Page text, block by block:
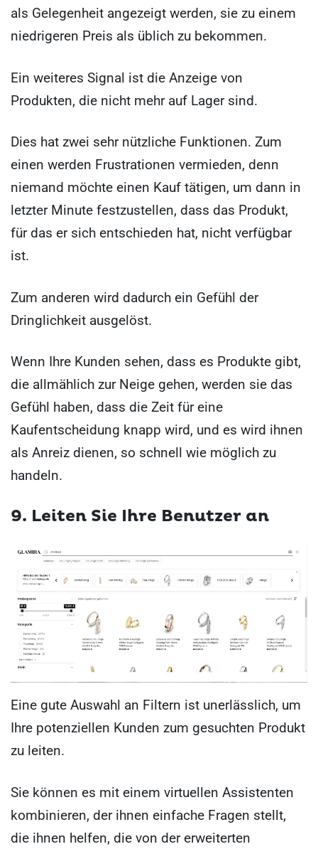
als Gelegenheit angezeigt werden, sie zu einem
niedrigeren Preis als üblich zu bekommen.
Ein weiteres Signal ist die Anzeige von
Produkten, die nicht mehr auf Lager sind.
Dies hat zwei sehr nützliche Funktionen. Zum
einen werden Frustrationen vermieden, denn
niemand möchte einen Kauf tätigen, um dann in
letzter Minute festzustellen, dass das Produkt,
für das er sich entschieden hat, nicht verfügbar
ist.
Zum anderen wird dadurch ein Gefühl der
Dringlichkeit ausgelöst.
Wenn Ihre Kunden sehen, dass es Produkte gibt,
die allmählich zur Neige gehen, werden sie das
Gefühl haben, dass die Zeit für eine
Kaufentscheidung knapp wird, und es wird ihnen
als Anreiz dienen, so schnell wie möglich zu
handeln.
9. Leiten Sie Ihre Benutzer an
Eine gute Auswahl an Filtern ist unerlässlich, um
Ihre potenziellen Kunden zum gesuchten Produkt
zu leiten.
Sie können es mit einem virtuellen Assistenten
kombinieren, der ihnen einfache Fragen stellt,
die ihnen helfen, die von der erweiterten